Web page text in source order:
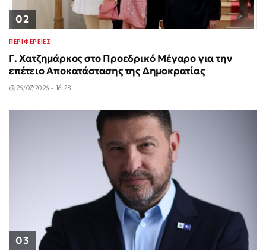
02
ΠΕΡΙΦΕΡΕΙΕΣ
Γ. Χατζημάρκος στο Προεδρικό Μέγαρο για την
επέτειο Αποκατάστασης της Δημοκρατίας
26/07/2026 - 16:28
03